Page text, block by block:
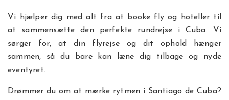
Vi hjælper dig med alt fra at booke fly og hoteller til
at sammensætte den perfekte rundrejse i Cuba. Vi
sørger for, at din flyrejse og dit ophold hænger
sammen, så du bare kan læne dig tilbage og nyde
eventyret.
Drømmer du om at mærke rytmen i Santiago de Cuba?